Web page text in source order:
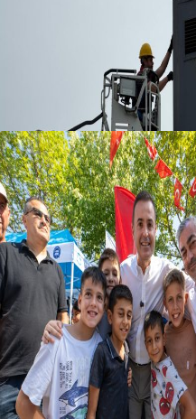
Büyükşehir Çevresel
Bandırma ile Güçlendirdi
05 Ağustos 2026
Akın: Benim derdim
hizmet hemşerim!
05 Ağustos 2026
Anasayfa/Gündem /Akın:
hemşerim!